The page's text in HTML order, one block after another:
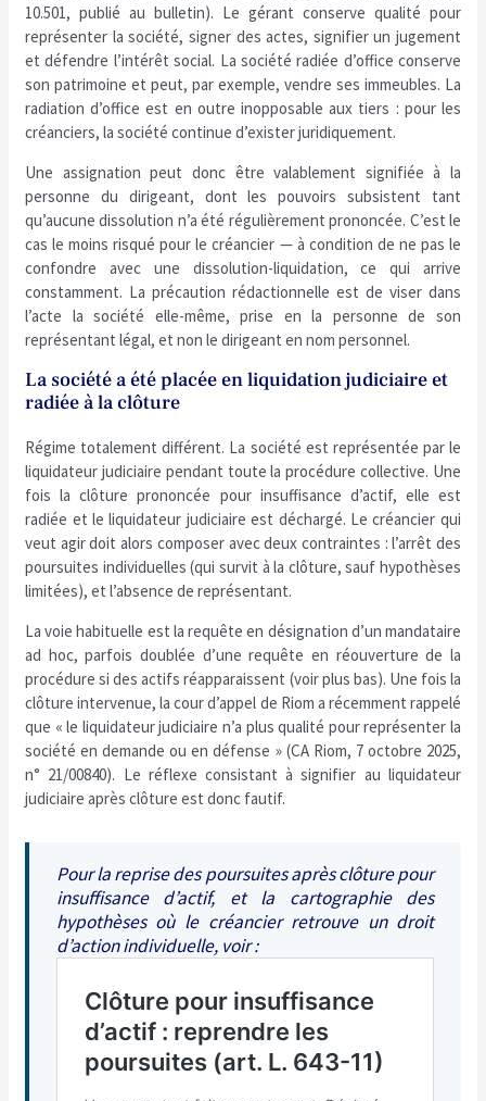
10.501, publié au bulletin). Le gérant conserve qualité pour
représenter la société, signer des actes, signifier un jugement
et défendre l’intérêt social. La société radiée d’office conserve
son patrimoine et peut, par exemple, vendre ses immeubles. La
radiation d’office est en outre inopposable aux tiers : pour les
créanciers, la société continue d’exister juridiquement.
Une assignation peut donc être valablement signifiée à la
personne du dirigeant, dont les pouvoirs subsistent tant
qu’aucune dissolution n’a été régulièrement prononcée. C’est le
cas le moins risqué pour le créancier — à condition de ne pas le
confondre avec une dissolution-liquidation, ce qui arrive
constamment. La précaution rédactionnelle est de viser dans
l’acte la société elle-même, prise en la personne de son
représentant légal, et non le dirigeant en nom personnel.
La société a été placée en liquidation judiciaire et
radiée à la clôture
Régime totalement différent. La société est représentée par le
liquidateur judiciaire pendant toute la procédure collective. Une
fois la clôture prononcée pour insuffisance d’actif, elle est
radiée et le liquidateur judiciaire est déchargé. Le créancier qui
veut agir doit alors composer avec deux contraintes : l’arrêt des
poursuites individuelles (qui survit à la clôture, sauf hypothèses
limitées), et l’absence de représentant.
La voie habituelle est la requête en désignation d’un mandataire
ad hoc, parfois doublée d’une requête en réouverture de la
procédure si des actifs réapparaissent (voir plus bas). Une fois la
clôture intervenue, la cour d’appel de Riom a récemment rappelé
que « le liquidateur judiciaire n’a plus qualité pour représenter la
société en demande ou en défense » (CA Riom, 7 octobre 2025,
n° 21/00840). Le réflexe consistant à signifier au liquidateur
judiciaire après clôture est donc fautif.
Pour la reprise des poursuites après clôture pour
insuffisance d’actif, et la cartographie des
hypothèses où le créancier retrouve un droit
d’action individuelle, voir :